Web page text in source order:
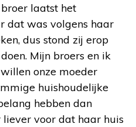
laatst het
dat was volgens haar
dus stond zij erop
Mijn broers en ik
onze moeder
huishoudelijke
hebben dan
voor dat haar huis